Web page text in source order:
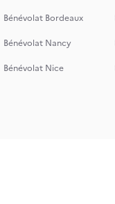
Bénévolat Bordeaux
Bénévolat Nancy
Bénévolat Nice